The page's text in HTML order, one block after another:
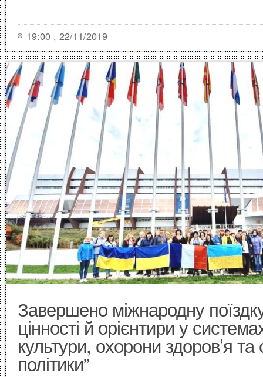
19:00 , 22/11/2019
Завершено міжнародну
цінності й орієнтири у
культури, охорони здоров’я та
політики”